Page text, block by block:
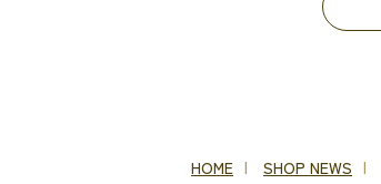
HOME SHOP NEWS